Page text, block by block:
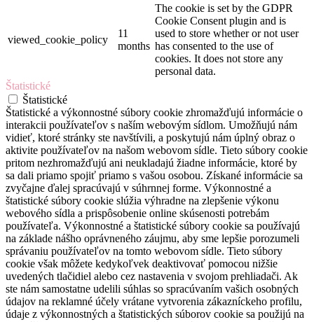
viewed_cookie_policy
11
months
The cookie is set by the GDPR
Cookie Consent plugin and is
used to store whether or not user
has consented to the use of
cookies. It does not store any
personal data.
Štatistické
Štatistické
Štatistické a výkonnostné súbory cookie zhromažďujú informácie o
interakcii používateľov s naším webovým sídlom. Umožňujú nám
vidieť, ktoré stránky ste navštívili, a poskytujú nám úplný obraz o
aktivite používateľov na našom webovom sídle. Tieto súbory cookie
pritom nezhromažďujú ani neukladajú žiadne informácie, ktoré by
sa dali priamo spojiť priamo s vašou osobou. Získané informácie sa
zvyčajne ďalej spracúvajú v súhrnnej forme. Výkonnostné a
štatistické súbory cookie slúžia výhradne na zlepšenie výkonu
webového sídla a prispôsobenie online skúsenosti potrebám
používateľa. Výkonnostné a štatistické súbory cookie sa používajú
na základe nášho oprávneného záujmu, aby sme lepšie porozumeli
správaniu používateľov na tomto webovom sídle. Tieto súbory
cookie však môžete kedykoľvek deaktivovať pomocou nižšie
uvedených tlačidiel alebo cez nastavenia v svojom prehliadači. Ak
ste nám samostatne udelili súhlas so spracúvaním vašich osobných
údajov na reklamné účely vrátane vytvorenia zákazníckeho profilu,
údaje z výkonnostných a štatistických súborov cookie sa použijú na